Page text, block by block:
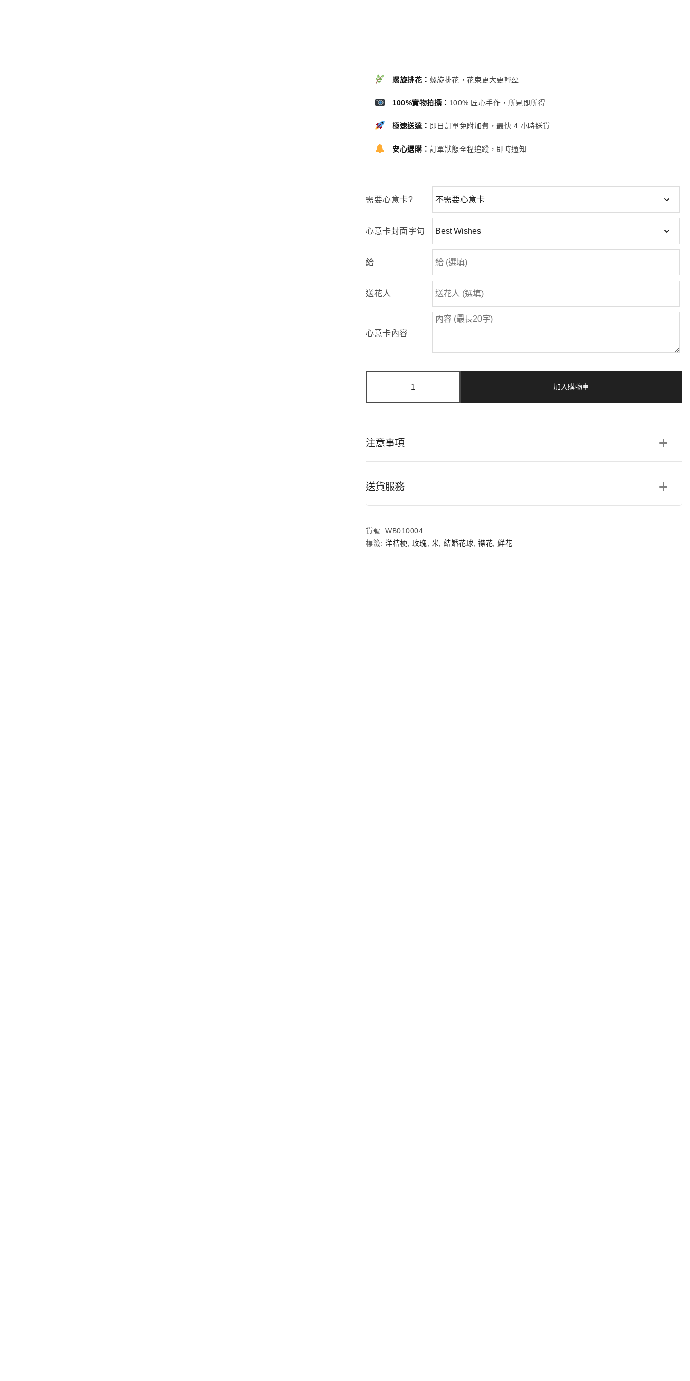
螺旋排花： 螺旋排花，花束更大更輕盈
100%實物拍攝： 100% 匠心手作，所見即所得
極速送達： 即日訂單免附加費，最快 4 小時送貨
安心選購： 訂單狀態全程追蹤，即時通知
需要心意卡?
心意卡封面字句
給
送花人
心意卡內容
間
玫
草
結
婚
加入購物車
注意事項
送貨服務
貨號: WB010004
標籤: 洋桔梗, 玫瑰, 米, 結婚花球, 襟花, 鮮花